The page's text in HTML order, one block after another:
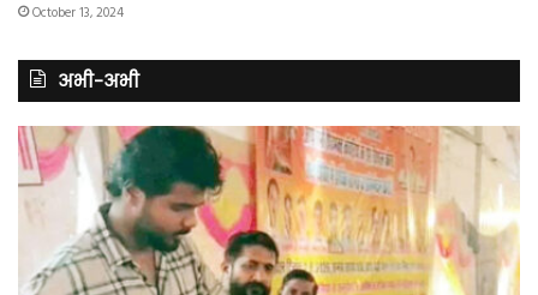
October 13, 2024
अभी-अभी